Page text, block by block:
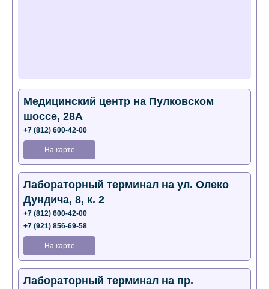
Медицинский центр на Пулковском
шоссе, 28А
+7 (812) 600-42-00
На карте
Лабораторный терминал на ул. Олеко
Дундича, 8, к. 2
+7 (812) 600-42-00
+7 (921) 856-69-58
На карте
Лабораторный терминал на пр.